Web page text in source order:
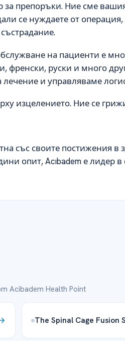
за препоръки. Ние сме
се нуждаете от
на пациенти е
френски, руски и много
и управляваме
изцелението. Ние се
със своите постижения
опит, Acıbadem е лидер
Acibadem Health Point
The Spinal Cage Fusion